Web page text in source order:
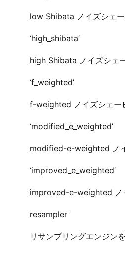
low Shibata ノイズシェー
‘high_shibata’
high Shibata ノイズシェ
‘f_weighted’
f-weighted ノイズシェー
‘modified_e_weighted’
modified-e-weighted ノ
‘improved_e_weighted’
improved-e-weighted ノ
resampler
リサンプリングエンジン